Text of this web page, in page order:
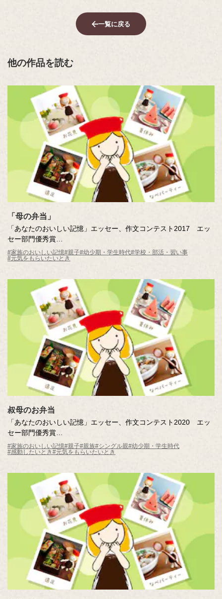
一覧に戻る
他の作品を読む
「母の弁当」
「あなたのおいしい記憶」エッセー、作文コンテスト2017 エッ
セー部門優秀賞
母の弁当
作・社員
#家族のおいしい記憶#親子#幼少期・学生時代#学校・部活・習い事
#元気をもらいたいとき
叔母のお弁当
「あなたのおいしい記憶」エッセー、作文コンテスト2020 エッ
セー部門優秀賞
叔母のお弁当
作・社員
#家族のおいしい記憶#親子#親族#シングル親#幼少期・学生時代
#感動したいとき#元気をもらいたいとき